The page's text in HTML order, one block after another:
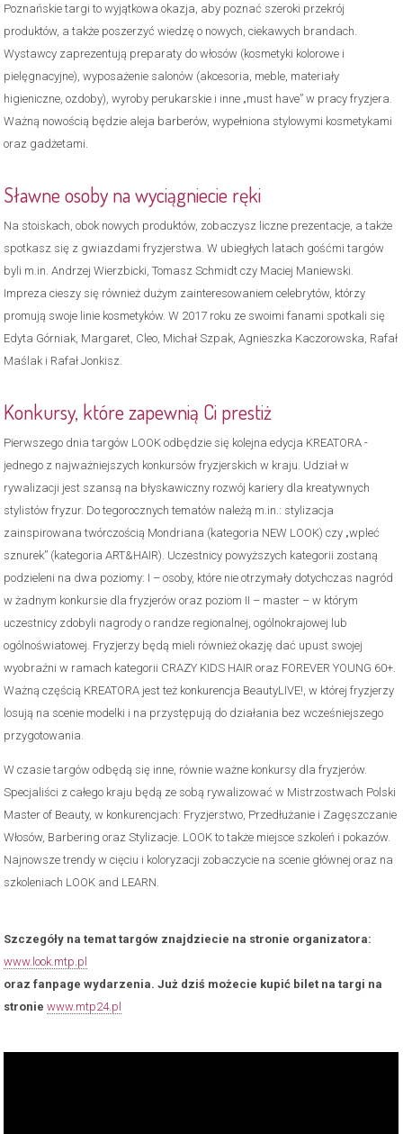
Poznańskie targi to wyjątkowa okazja, aby poznać szeroki przekrój
produktów, a także poszerzyć wiedzę o nowych, ciekawych brandach.
Wystawcy zaprezentują preparaty do włosów (kosmetyki kolorowe i
pielęgnacyjne), wyposażenie salonów (akcesoria, meble, materiały
higieniczne, ozdoby), wyroby perukarskie i inne „must have” w pracy fryzjera.
Ważną nowością będzie aleja barberów, wypełniona stylowymi kosmetykami
oraz gadżetami.
Sławne osoby na wyciągniecie ręki
Na stoiskach, obok nowych produktów, zobaczysz liczne prezentacje, a także
spotkasz się z gwiazdami fryzjerstwa. W ubiegłych latach gośćmi targów
byli m.in. Andrzej Wierzbicki, Tomasz Schmidt czy Maciej Maniewski.
Impreza cieszy się również dużym zainteresowaniem celebrytów, którzy
promują swoje linie kosmetyków. W 2017 roku ze swoimi fanami spotkali się
Edyta Górniak, Margaret, Cleo, Michał Szpak, Agnieszka Kaczorowska, Rafał
Maślak i Rafał Jonkisz.
Konkursy, które zapewnią Ci prestiż
Pierwszego dnia targów LOOK odbędzie się kolejna edycja KREATORA -
jednego z najważniejszych konkursów fryzjerskich w kraju. Udział w
rywalizacji jest szansą na błyskawiczny rozwój kariery dla kreatywnych
stylistów fryzur. Do tegorocznych tematów należą m.in.: stylizacja
zainspirowana twórczością Mondriana (kategoria NEW LOOK) czy „wpleć
sznurek” (kategoria ART&HAIR). Uczestnicy powyższych kategorii zostaną
podzieleni na dwa poziomy: I – osoby, które nie otrzymały dotychczas nagród
w żadnym konkursie dla fryzjerów oraz poziom II – master – w którym
uczestnicy zdobyli nagrody o randze regionalnej, ogólnokrajowej lub
ogólnoświatowej. Fryzjerzy będą mieli również okazję dać upust swojej
wyobraźni w ramach kategorii CRAZY KIDS HAIR oraz FOREVER YOUNG 60+.
Ważną częścią KREATORA jest też konkurencja BeautyLIVE!, w której fryzjerzy
losują na scenie modelki i na przystępują do działania bez wcześniejszego
przygotowania.
W czasie targów odbędą się inne, równie ważne konkursy dla fryzjerów.
Specjaliści z całego kraju będą ze sobą rywalizować w Mistrzostwach Polski
Master of Beauty, w konkurencjach: Fryzjerstwo, Przedłużanie i Zagęszczanie
Włosów, Barbering oraz Stylizacje. LOOK to także miejsce szkoleń i pokazów.
Najnowsze trendy w cięciu i koloryzacji zobaczycie na scenie głównej oraz na
szkoleniach LOOK and LEARN.
Szczegóły na temat targów znajdziecie na stronie organizatora:
www.look.mtp.pl
oraz fanpage wydarzenia. Już dziś możecie kupić bilet na targi na
stronie www.mtp24.pl